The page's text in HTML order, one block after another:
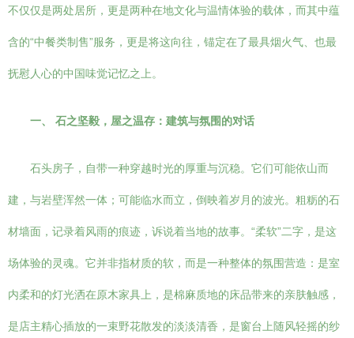
不仅仅是两处居所，更是两种在地文化与温情体验的载体，而其中蕴
含的“中餐类制售”服务，更是将这向往，锚定在了最具烟火气、也最
抚慰人心的中国味觉记忆之上。
一、 石之坚毅，屋之温存：建筑与氛围的对话
石头房子，自带一种穿越时光的厚重与沉稳。它们可能依山而
建，与岩壁浑然一体；可能临水而立，倒映着岁月的波光。粗粝的石
材墙面，记录着风雨的痕迹，诉说着当地的故事。“柔软”二字，是这
场体验的灵魂。它并非指材质的软，而是一种整体的氛围营造：是室
内柔和的灯光洒在原木家具上，是棉麻质地的床品带来的亲肤触感，
是店主精心插放的一束野花散发的淡淡清香，是窗台上随风轻摇的纱